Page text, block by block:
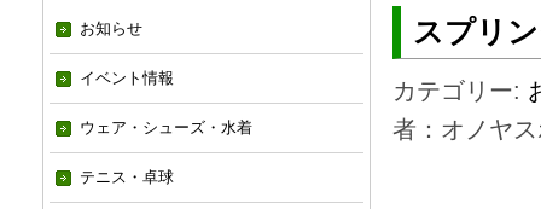
お知らせ
イベント情報
ウェア・シューズ・水着
テニス・卓球
スプリ
カテゴリー:
者：オノヤ